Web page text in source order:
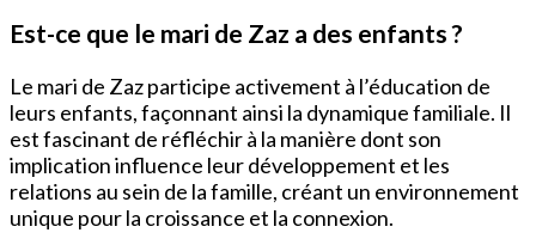
Est-ce que le mari de Zaz a des enfants ?
Le mari de Zaz participe activement à l’éducation de
leurs enfants, façonnant ainsi la dynamique familiale. Il
est fascinant de réfléchir à la manière dont son
implication influence leur développement et les
relations au sein de la famille, créant un environnement
unique pour la croissance et la connexion.